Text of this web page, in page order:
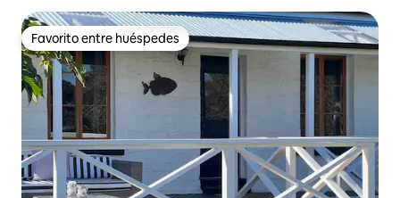
Favorito entre huéspedes
Favorito entre huéspedes